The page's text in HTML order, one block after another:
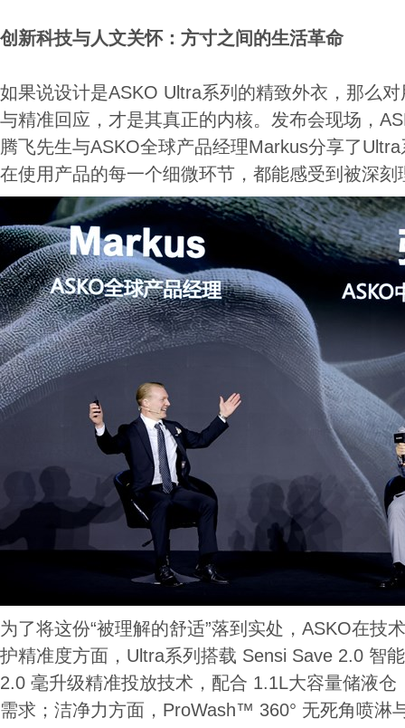
创新科技与人文关怀：方寸之间的生活革命
如果说设计是ASKO Ultra系列的精致外衣，那么
与精准回应，才是其真正的内核。发布会现场，
腾飞先生与ASKO全球产品经理Markus分享了
在使用产品的每一个细微环节，都能感受到被深刻
为了将这份“被理解的舒适”落到实处，ASKO在技
护精准度方面，Ultra系列搭载 Sensi Save 2.0 智
2.0 毫升级精准投放技术，配合 1.1L大容量储液仓
需求；洁净力方面，ProWash™ 360° 无死角喷淋